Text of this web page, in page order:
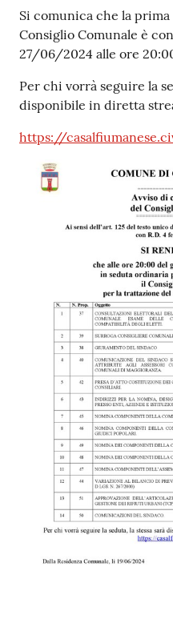
Contenuto
Si comunica che la
Consiglio Comunale è
27/06/2024 alle ore
Per chi vorrà seguire la
disponibile in diretta
https://